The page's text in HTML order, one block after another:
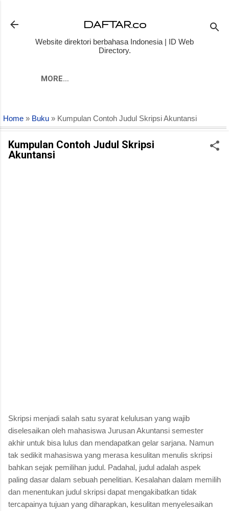
DAFTAR.co
Website direktori berbahasa Indonesia | ID Web
Directory.
MORE…
Home » Buku » Kumpulan Contoh Judul Skripsi Akuntansi
Kumpulan Contoh Judul Skripsi
Akuntansi
Skripsi menjadi salah satu syarat kelulusan yang wajib
diselesaikan oleh mahasiswa Jurusan Akuntansi semester
akhir untuk bisa lulus dan mendapatkan gelar sarjana. Namun
tak sedikit mahasiswa yang merasa kesulitan menulis skripsi
bahkan sejak pemilihan judul. Padahal, judul adalah aspek
paling dasar dalam sebuah penelitian. Kesalahan dalam memilih
dan menentukan judul skripsi dapat mengakibatkan tidak
tercapainya tujuan yang diharapkan, kesulitan menyelesaikan